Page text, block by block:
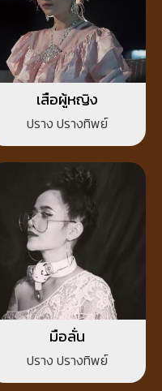
เสือผู้หญิง
ปราง ปรางทิพย์
มือลั่น
ปราง ปรางทิพย์